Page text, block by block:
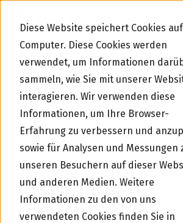
Diese Website speichert Cookies
Computer. Diese Cookies werden
verwendet, um Informationen
sammeln, wie Sie mit unserer
interagieren. Wir verwenden diese
Informationen, um Ihre Browser-
Erfahrung zu verbessern und
sowie für Analysen und Messungen
unseren Besuchern auf dieser
und anderen Medien. Weitere
Informationen zu den von uns
verwendeten Cookies finden Sie in
Zurück zur Übersicht
Naturaldividenden: Wie
Firmen verwöhnt werden
Wir betonen gerne die Wichtigkeit
im Investorenportfolio. Als
doppelter Dividende nachfolgend
Analyse zu Aktieninvestitionen mit